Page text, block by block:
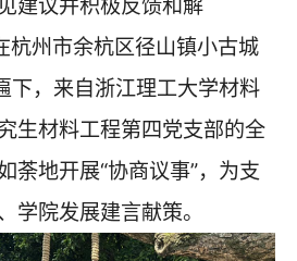
建议并积极反馈和解
杭州市余杭区径山镇小古城
下，来自浙江理工大学材料
生材料工程第四党支部的全
荼地开展“协商议事”，为支
学院发展建言献策。